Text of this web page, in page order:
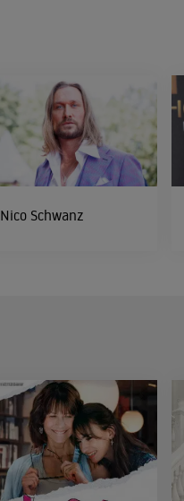
Nico Schwanz